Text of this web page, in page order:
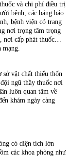
và chi phí điều trị
bệnh, các bảng báo
bệnh viện có trang
nơi trọng tâm trọng
nơi cấp phát thuốc…
mạng.
vật chất thiếu thốn
ngũ thầy thuốc nơi
luôn quan tâm về
khám ngày càng
có diện tích lớn
các khoa phòng như